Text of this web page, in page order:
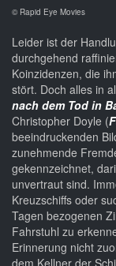
© Rapid Eye Movies
Leider ist der
durchgehend
Koinzidenzen, die
stört. Doch alles in
nach dem Tod in
Christopher Doyle (
beeindruckenden
zunehmende
gekennzeichnet,
unvertraut sind.
Kreuzschiffs oder
Tagen bezogenen
Fahrstuhl zu
Erinnerung nicht